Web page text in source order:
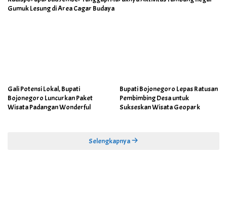
Gumuk Lesung di Area Cagar Budaya
Gali Potensi Lokal, Bupati
Bojonegoro Luncurkan Paket
Wisata Padangan Wonderful
Bupati Bojonegoro Lepas Ratusan
Pembimbing Desa untuk
Sukseskan Wisata Geopark
Selengkapnya